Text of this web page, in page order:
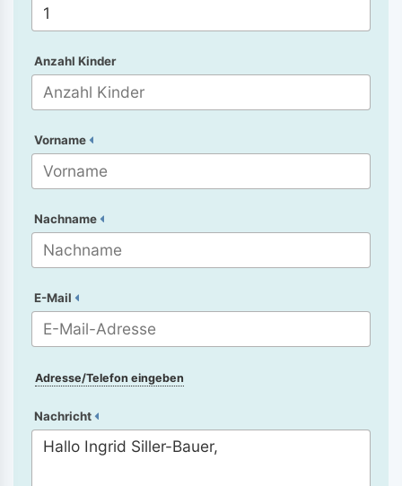
Anzahl Kinder
Vorname
Nachname
E-Mail
Adresse/Telefon eingeben
Nachricht